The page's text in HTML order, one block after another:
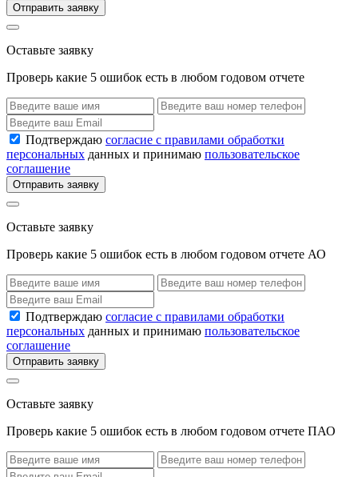
Отправить заявку
Оставьте заявку
Проверь какие 5 ошибок есть в любом годовом отчете
Подтверждаю согласие с правилами обработки
персональных данных и принимаю пользовательское
соглашение
Отправить заявку
Оставьте заявку
Проверь какие 5 ошибок есть в любом годовом отчете АО
Подтверждаю согласие с правилами обработки
персональных данных и принимаю пользовательское
соглашение
Отправить заявку
Оставьте заявку
Проверь какие 5 ошибок есть в любом годовом отчете ПАО